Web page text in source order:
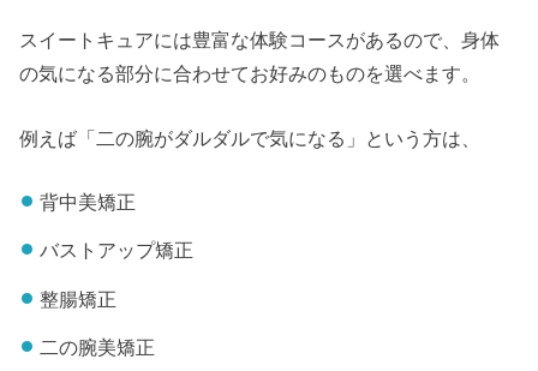
スイートキュアには豊富な体験コースがあるので、身体
の気になる部分に合わせてお好みのものを選べます。
例えば「二の腕がダルダルで気になる」という方は、
背中美矯正
バストアップ矯正
整腸矯正
二の腕美矯正